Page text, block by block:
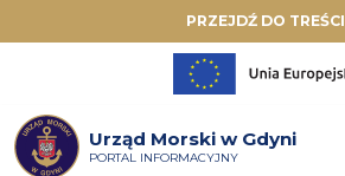
PRZEJDŹ DO TREŚCI
Urząd Morski w Gdyni
PORTAL INFORMACYJNY